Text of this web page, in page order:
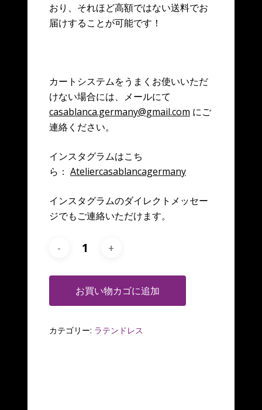
おり、それほど高額ではない送料でお
届けすることが可能です！
カートシステムをうまくお使いいただ
けない場合には、メールにて
casablanca.germany@gmail.com にご
連絡ください。
インスタグラムはこち
ら： Ateliercasablancagermany
インスタグラムのダイレクトメッセー
ジでもご連絡いただけます。
お買い物カゴに追加
カテゴリー: ラテンドレス